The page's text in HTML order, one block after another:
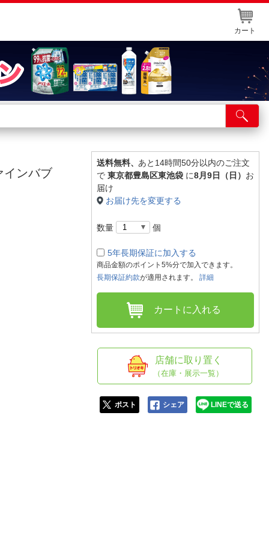
カート
舗サービス
ト取り置き
舗情報・店舗一覧
インバブ
送料無料、 あと14時間50分以内のご注文
で 東京都豊島区東池袋 に8月9日（日） お
届け
お届け先を変更する
数量 個
5年長期保証に加入する
商品金額のポイント5%分で加入できます。
長期保証約款が適用されます。 詳細
カートに入れる
店舗に取り置く
（在庫・展示一覧）
ポスト シェア LINEで送る